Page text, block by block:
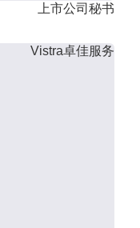
上市公司秘书
Vistra卓佳服务